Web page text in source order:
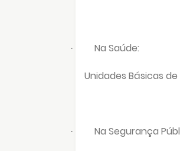
· Na Saúde:
Unidades Básicas
· Na Segurança